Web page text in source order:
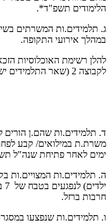
הלימודים תשפ"ד*.
ג. תלמידים.ות המשרתים
במהלך אירועי התקופה.
לקבוצה 2 (שאר התלמידים ישויכו לקבוצה 3):
ימים לאחר פתיחת שנה"ל
ה. תלמידים.ות המצויים.ות
חרבות ברזל.
ו. תלמידים.ות שנפצעו במסגרת